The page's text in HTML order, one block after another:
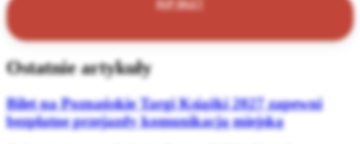
KUP BILET
Ostatnie artykuły
Bilet na Poznańskie Targi Książki 2027 zapewni
bezpłatne przejazdy komunikacją miejską